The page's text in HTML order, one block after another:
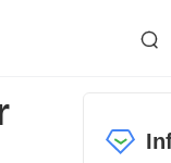

作
微服务架